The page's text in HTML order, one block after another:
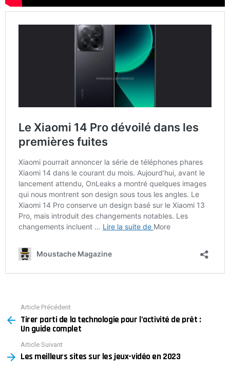
more
Article Précédent
Tirer parti de la technologie pour l’activité de prêt :
Un guide complet
Article Suivant
Les meilleurs sites sur les jeux-vidéo en 2023